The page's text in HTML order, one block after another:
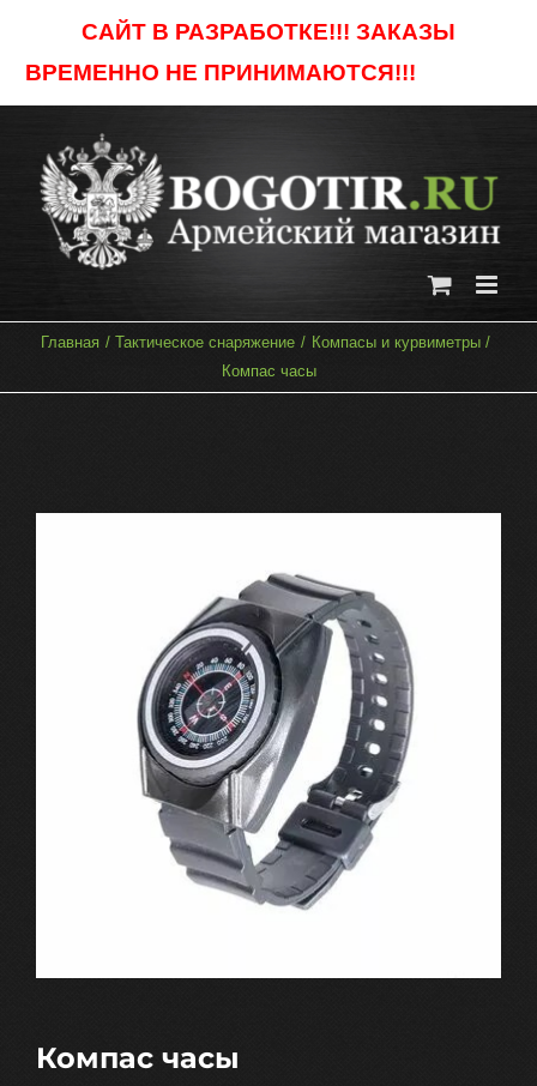
САЙТ В РАЗРАБОТКЕ!!! ЗАКАЗЫ
ВРЕМЕННО НЕ ПРИНИМАЮТСЯ!!!
content
Главная Тактическое снаряжение
Компасы и курвиметры
Компас часы
Компас часы